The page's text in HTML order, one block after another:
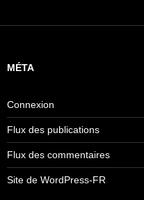
MÉTA
Connexion
Flux des publications
Flux des commentaires
Site de WordPress-FR